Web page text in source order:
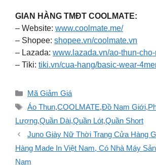
GIAN HÀNG TMĐT COOLMATE:
– Website: www.coolmate.me/
– Shopee: shopee.vn/coolmate.vn
– Lazada: www.lazada.vn/ao-thun-
– Tiki: tiki.vn/cua-hang/basic-wear-
Danh
mục
Mã Giảm Giá
Thẻ
Áo Thun,COOLMATE,Đồ Nam Giới,
Lượng,Quần Dài,Quần Lót,Quần Short
Juno Giày Nữ Thời Trang Cửa Hàng
Hàng Made In Việt Nam, Có Nhà Máy
Nam